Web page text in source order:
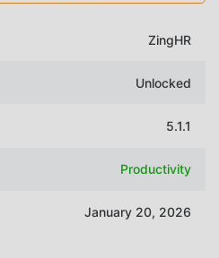
ZingHR
Unlocked
5.1.1
Productivity
January 20, 2026